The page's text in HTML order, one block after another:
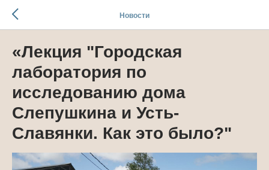
Новости
«Лекция "Городская
лаборатория по
исследованию дома
Слепушкина и Усть-
Славянки. Как это было?"